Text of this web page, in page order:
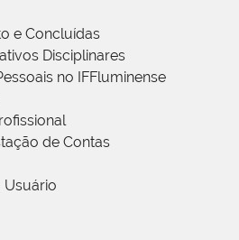
e Concluídas
Disciplinares
no IFFluminense
de Contas
Usuário